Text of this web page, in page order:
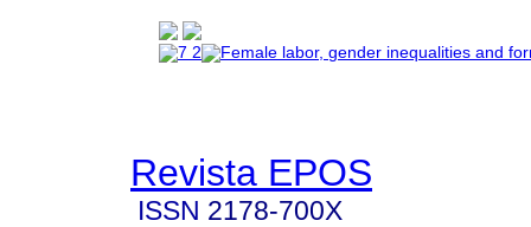
Revista EPOS
ISSN 2178-700X